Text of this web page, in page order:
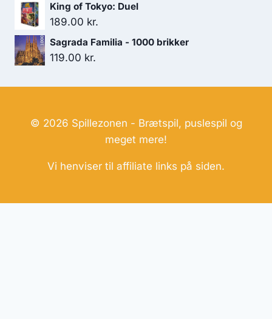
King of Tokyo: Duel
189.00 kr.
Sagrada Familia - 1000 brikker
119.00 kr.
© 2026 Spillezonen - Brætspil, puslespil og
meget mere!
Vi henviser til affiliate links på siden.